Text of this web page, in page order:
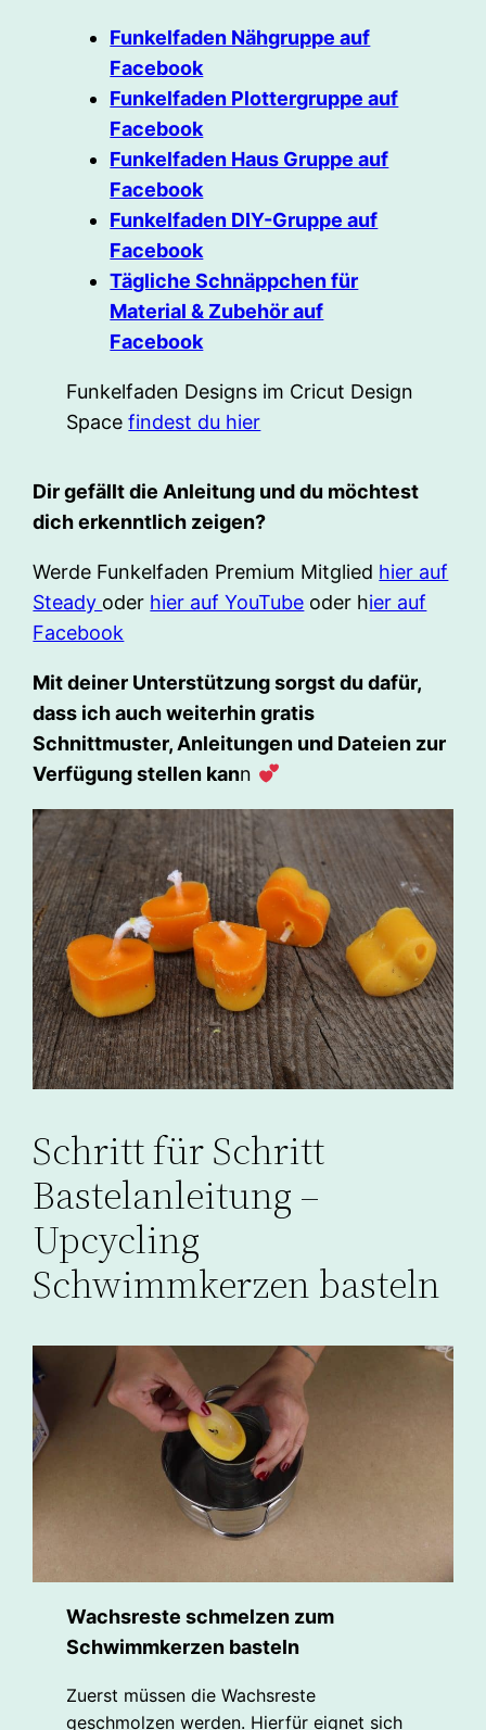
Funkelfaden Nähgruppe auf
Facebook
Funkelfaden Plottergruppe auf
Facebook
Funkelfaden Haus Gruppe auf
Facebook
Funkelfaden DIY-Gruppe auf
Facebook
Tägliche Schnäppchen für
Material & Zubehör auf
Facebook
Funkelfaden Designs im Cricut Design
Spacefindest du hier
Dir gefällt die Anleitung und du möchtest
dich erkenntlich zeigen?
Werde Funkelfaden Premium Mitglied hier auf
Steady oder hier auf YouTube oder hier auf
Facebook
Mit deiner Unterstützung sorgst du dafür,
dass ich auch weiterhin gratis
Schnittmuster, Anleitungen und Dateien zur
Verfügung stellen kann
Schritt für Schritt
Bastelanleitung –
Upcycling
Schwimmkerzen basteln
Wachsreste schmelzen zum
Schwimmkerzen basteln
Zuerst müssen die Wachsreste
geschmolzen werden. Hierfür eignet sich